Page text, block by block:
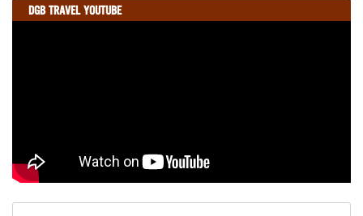
DGB TRAVEL YOUTUBE